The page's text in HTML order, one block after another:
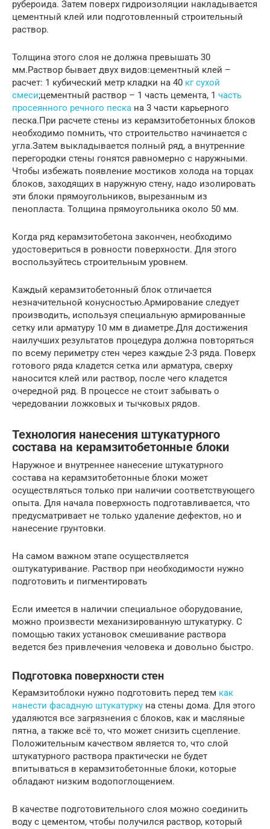
рубероида. Затем поверх гидроизоляции накладывается
цементный клей или подготовленный строительный
раствор.
Толщина этого слоя не должна превышать 30
мм.Раствор бывает двух видов:цементный клей –
расчет: 1 кубический метр кладки на 40 кг сухой
смеси;цементный раствор – 1 часть цемента, 1 часть
просеянного речного песка на 3 части карьерного
песка.При расчете стены из керамзитобетонных блоков
необходимо помнить, что строительство начинается с
угла.Затем выкладывается полный ряд, а внутренние
перегородки стены гонятся равномерно с наружными.
Чтобы избежать появление мостиков холода на торцах
блоков, заходящих в наружную стену, надо изолировать
эти блоки прямоугольников, вырезанным из
пенопласта. Толщина прямоугольника около 50 мм.
Когда ряд керамзитобетона закончен, необходимо
удостовериться в ровности поверхности. Для этого
воспользуйтесь строительным уровнем.
Каждый керамзитобетонный блок отличается
незначительной конусностью.Армирование следует
производить, используя специальную армированные
сетку или арматуру 10 мм в диаметре.Для достижения
наилучших результатов процедура должна повторяться
по всему периметру стен через каждые 2-3 ряда. Поверх
готового ряда кладется сетка или арматура, сверху
наносится клей или раствор, после чего кладется
очередной ряд. В процессе не стоит забывать о
чередовании ложковых и тычковых рядов.
Технология нанесения штукатурного
состава на керамзитобетонные блоки
Наружное и внутреннее нанесение штукатурного
состава на керамзитобетонные блоки может
осуществляться только при наличии соответствующего
опыта. Для начала поверхность подготавливается, что
предусматривает не только удаление дефектов, но и
нанесение грунтовки.
На самом важном этапе осуществляется
оштукатуривание. Раствор при необходимости нужно
подготовить и пигментировать
Если имеется в наличии специальное оборудование,
можно произвести механизированную штукатурку. С
помощью таких установок смешивание раствора
ведется без привлечения человека и довольно быстро.
Подготовка поверхности стен
Керамзитоблоки нужно подготовить перед тем как
нанести фасадную штукатурку на стены дома. Для этого
удаляются все загрязнения с блоков, как и масляные
пятна, а также всё то, что может снизить сцепление.
Положительным качеством является то, что слой
штукатурного раствора практически не будет
впитываться в керамзитобетонные блоки, которые
обладают низким водопоглощением.
В качестве подготовительного слоя можно соединить
воду с цементом, чтобы получился раствор, который